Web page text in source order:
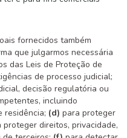
fornecidos também
que julgarmos necessária
das Leis de Proteção de
de processo judicial;
decisão regulatória ou
incluindo
residência; (d) para proteger
proteger direitos, privacidade,